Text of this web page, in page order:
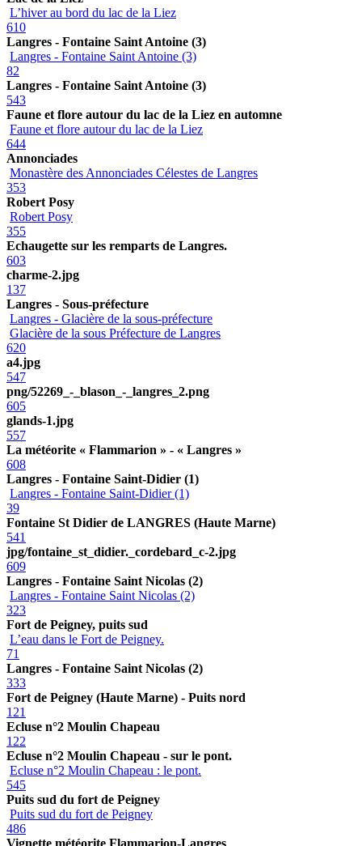
L’hiver au bord du lac de la Liez
610
Langres - Fontaine Saint Antoine (3)
Langres - Fontaine Saint Antoine (3)
82
Langres - Fontaine Saint Antoine (3)
543
Faune et flore autour du lac de la Liez en automne
Faune et flore autour du lac de la Liez
644
Annonciades
Monastère des Annonciades Célestes de Langres
353
Robert Posy
Robert Posy
355
Echaugette sur les remparts de Langres.
603
charme-2.jpg
137
Langres - Sous-préfecture
Langres - Glacière de la sous-préfecture
Glacière de la sous Préfecture de Langres
620
a4.jpg
547
png/52269_-_blason_-_langres_2.png
605
glands-1.jpg
557
La météorite « Flammarion » - « Langres »
608
Langres - Fontaine Saint-Didier (1)
Langres - Fontaine Saint-Didier (1)
39
Fontaine St Didier de LANGRES (Haute Marne)
541
jpg/fontaine_st_didier._cordebard_c-2.jpg
609
Langres - Fontaine Saint Nicolas (2)
Langres - Fontaine Saint Nicolas (2)
323
Fort de Peigney, puits sud
L’eau dans le Fort de Peigney.
71
Langres - Fontaine Saint Nicolas (2)
333
Fort de Peigney (Haute Marne) - Puits nord
121
Ecluse n°2 Moulin Chapeau
122
Ecluse n°2 Moulin Chapeau - sur le pont.
Ecluse n°2 Moulin Chapeau : le pont.
545
Puits sud du fort de Peigney
Puits sud du fort de Peigney
486
Vignette météorite Flammarion-Langres